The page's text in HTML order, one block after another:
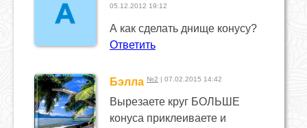
05.12.2012 19:12
А как сделать днище конусу?
Ответить
Бэлла №2 | 07.02.2015 14:42
Вырезаете круг БОЛЬШЕ
конуса приклеиваете и